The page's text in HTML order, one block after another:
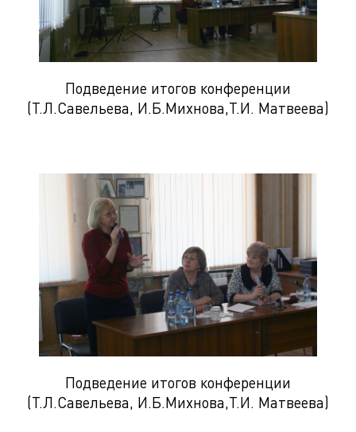
Подведение итогов конференции
(Т.Л.Савельева, И.Б.Михнова,Т.И. Матвеева)
Подведение итогов конференции
(Т.Л.Савельева, И.Б.Михнова,Т.И. Матвеева)